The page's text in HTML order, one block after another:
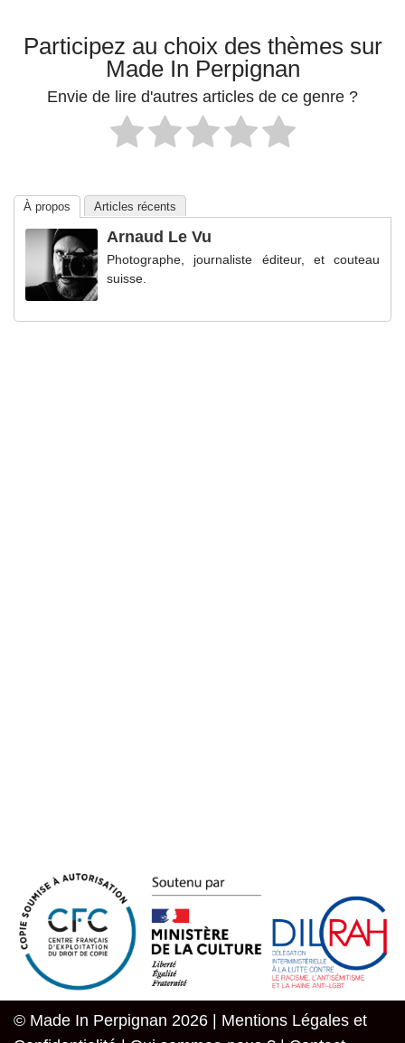
Participez au choix des thèmes sur
Made In Perpignan
Envie de lire d'autres articles de ce genre ?
À propos Articles récents
Arnaud Le Vu
Photographe, journaliste éditeur, et couteau
suisse.
© Made In Perpignan 2026 | Mentions Légales et